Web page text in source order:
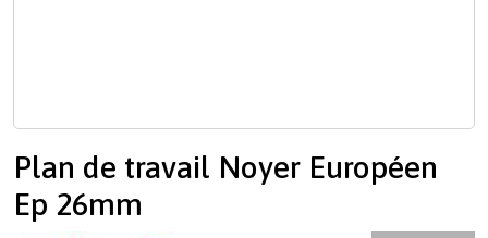
Plan de travail Noyer Européen
Ep 26mm